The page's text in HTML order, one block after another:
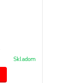
Skladom